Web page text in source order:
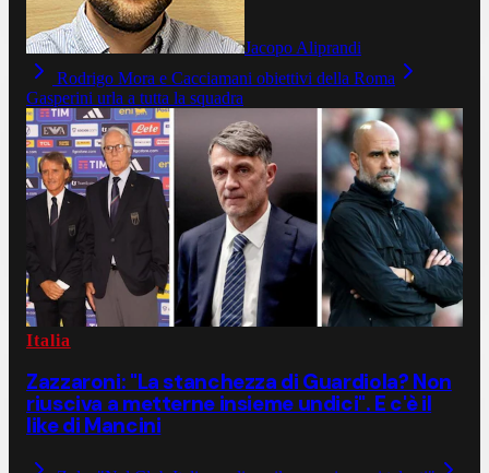
Jacopo Aliprandi
Rodrigo Mora e Cacciamani obiettivi della Roma
Gasperini urla a tutta la squadra
Italia
Zazzaroni: "La stanchezza di Guardiola? Non
riusciva a metterne insieme undici". E c'è il
like di Mancini